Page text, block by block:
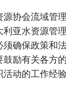
源协会流域管
利亚水资源管
须确保政策和
鼓励有关各方
活动的工作经